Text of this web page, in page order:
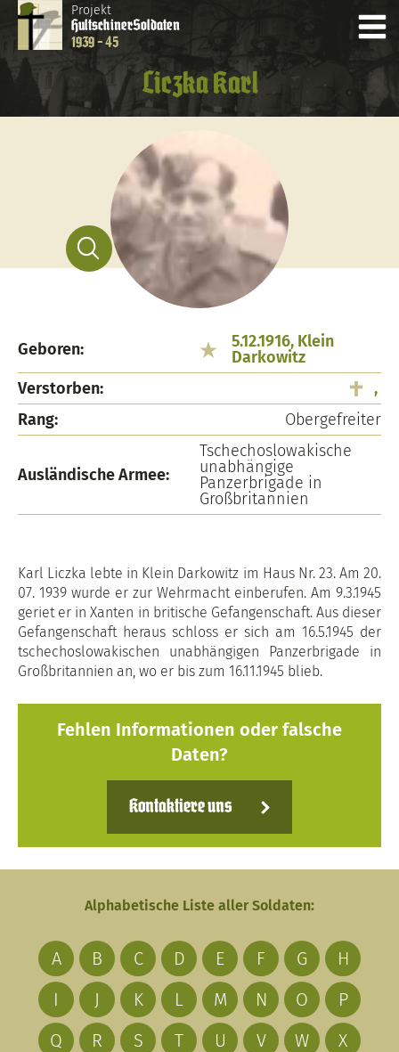
Projekt
HultschinerSoldaten
1939 - 45
Liczka Karl
Geboren:
5.12.1916, Klein
Darkowitz
Verstorben:
,
Rang:
Obergefreiter
Ausländische Armee:
Tschechoslowakische
unabhängige
Panzerbrigade in
Großbritannien
Karl Liczka lebte in Klein Darkowitz im Haus Nr. 23. Am 20.
07. 1939 wurde er zur Wehrmacht einberufen. Am 9.3.1945
geriet er in Xanten in britische Gefangenschaft. Aus dieser
Gefangenschaft heraus schloss er sich am 16.5.1945 der
tschechoslowakischen unabhängigen Panzerbrigade in
Großbritannien an, wo er bis zum 16.11.1945 blieb.
Fehlen Informationen oder falsche
Daten?
Kontaktiere uns
Alphabetische Liste aller Soldaten:
A B C D E F G
H
I
J K L M N O
P
Q
R S T U V W
X